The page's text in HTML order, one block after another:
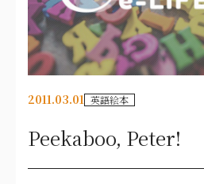
2011.03.01 英語絵本
Peekaboo, Peter!